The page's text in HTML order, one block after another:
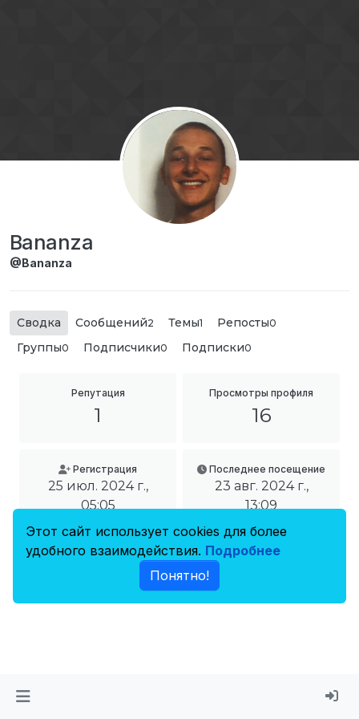
Bananza
@Bananza
Сводка Сообщений2 Темы1 Репосты0
Группы0 Подписчики0 Подписки0
Репутация
1
Просмотры профиля
16
Регистрация
25 июл. 2024 г.,
05:05
Последнее посещение
23 авг. 2024 г.,
13:09
Этот сайт использует cookies для более
удобного взаимодействия. Подробнее
Понятно!